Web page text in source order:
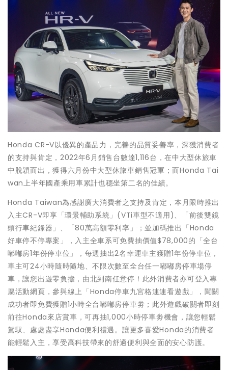
Honda CR-V以優異的產品力，完善的品質妥善率，深獲消費者
的支持與肯定，2022年6月銷售台數達1,116台，在中大型休旅車
中脫穎而出，獲得六月份中大型休旅車銷售冠軍；而Honda Tai
wan上半年國產乘用車累計也穩坐第二名的佳績。
Honda Taiwan為感謝廣大消費者之支持及肯定，本月限時推出
入主CR-V即享「環景輔助系統」(VTi車型不適用)、「前後雙鏡
頭行車紀錄器」、「80萬高額零利率」；並加碼推出「Honda
好車停不停專案」，入主全車系可免費抽價值$78,000的「全台
嘟嘟房1年份停車位」，每週抽出2名幸運車主獲贈1年份停車位，
車主可24小時隨時隨地、不限次數至全台任一嘟嘟房停車場停
車，讓您出遊零負擔，由北到南任意停！此外消費者亦可登入專
屬活動網頁，參與線上「Honda停車九宮格連連看遊戲」，闖關
成功者即免費獲贈1小時全台嘟嘟房停車劵；此外遊戲破關者即刻
前往Honda來店賞車，可再抽1,000小時停車劵機會，讓您輕鬆
駕馭、處處盡享Honda便利禮遇。讓更多喜愛Honda的消費者
能輕鬆入主，享受高科技帶來的舒適便利與全面的安心防護。